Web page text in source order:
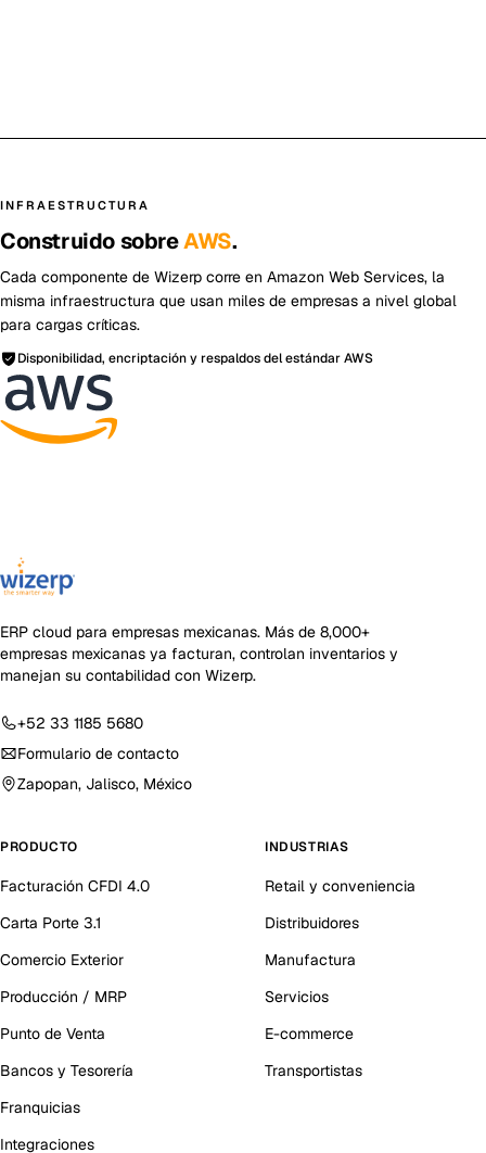
INFRAESTRUCTURA
Construido sobreAWS.
Cada componente de Wizerp corre en Amazon Web Services, la
misma infraestructura que usan miles de empresas a nivel global
para cargas críticas.
Disponibilidad, encriptación y respaldos del estándar AWS
ERP cloud para empresas mexicanas. Más de 8,000+
empresas mexicanas ya facturan, controlan inventarios y
manejan su contabilidad con Wizerp.
+52 33 1185 5680
Formulario de contacto
Zapopan, Jalisco, México
PRODUCTO
Facturación CFDI 4.0
Carta Porte 3.1
Comercio Exterior
Producción / MRP
Punto de Venta
Bancos y Tesorería
Franquicias
Integraciones
INDUSTRIAS
Retail y conveniencia
Distribuidores
Manufactura
Servicios
E-commerce
Transportistas